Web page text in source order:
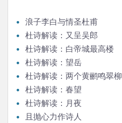
浪子李白与情圣杜甫
杜诗解读：又呈吴郎
杜诗解读：白帝城最高楼
杜诗解读：望岳
杜诗解读：两个黄鹂鸣翠柳
杜诗解读：春望
杜诗解读：月夜
且抛心力作诗人